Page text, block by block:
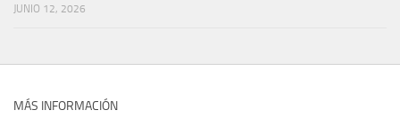
JUNIO 12, 2026
MÁS INFORMACIÓN